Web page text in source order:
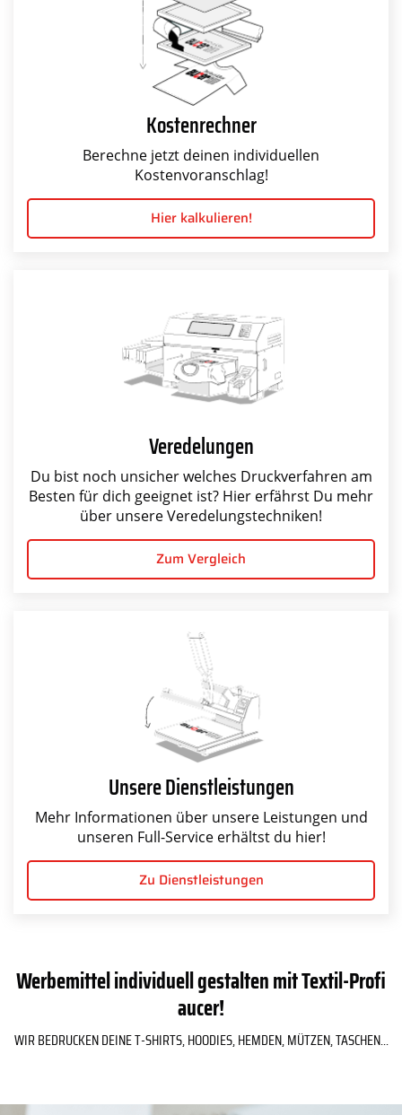
Kostenrechner
Berechne jetzt deinen individuellen
Kostenvoranschlag!
Hier kalkulieren!
Veredelungen
Du bist noch unsicher welches Druckverfahren am
Besten für dich geeignet ist? Hier erfährst Du mehr
über unsere Veredelungstechniken!
Zum Vergleich
Unsere Dienstleistungen
Mehr Informationen über unsere Leistungen und
unseren Full-Service erhältst du hier!
Zu Dienstleistungen
Werbemittel individuell gestalten mit Textil-Profi
aucer!
WIR BEDRUCKEN DEINE T-SHIRTS, HOODIES, HEMDEN, MÜTZEN, TASCHEN...